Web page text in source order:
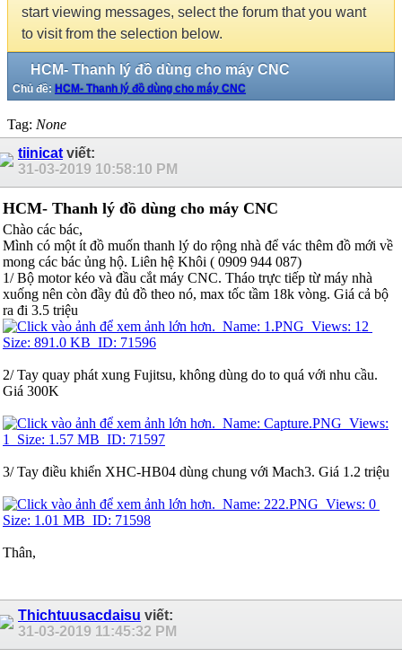
start viewing messages, select the forum that you want
to visit from the selection below.
HCM- Thanh lý đồ dùng cho máy CNC
Chủ đề: HCM- Thanh lý đồ dùng cho máy CNC
Tag: None
tiinicat viết:
31-03-2019 10:58:10 PM
HCM- Thanh lý đồ dùng cho máy CNC
Chào các bác,
Mình có một ít đồ muốn thanh lý do rộng nhà để vác thêm đồ mới về
mong các bác ủng hộ. Liên hệ Khôi ( 0909 944 087)
1/ Bộ motor kéo và đầu cắt máy CNC. Tháo trực tiếp từ máy nhà
xuống nên còn đầy đủ đồ theo nó, max tốc tầm 18k vòng. Giá cả bộ
ra đi 3.5 triệu
2/ Tay quay phát xung Fujitsu, không dùng do to quá với nhu cầu.
Giá 300K
3/ Tay điều khiển XHC-HB04 dùng chung với Mach3. Giá 1.2 triệu
Thân,
Thichtuusacdaisu viết:
31-03-2019 11:45:32 PM